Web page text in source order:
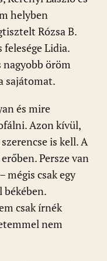
helyben
Rózsa B.
felesége Lidia.
nagyobb öröm
sajátomat.
és mire
Azon kívül,
is kell. A
Persze van
mégis csak egy
békében.
csak írnék
nem